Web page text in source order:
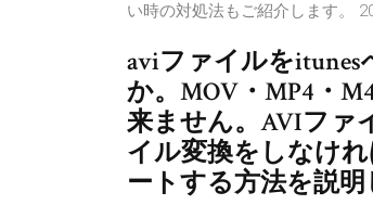
い時の対処法もご紹介します。
aviファイルを
か。MOV・MP4・
来ません。AVIファ
イル変換をしなけ
ートする方法を説明